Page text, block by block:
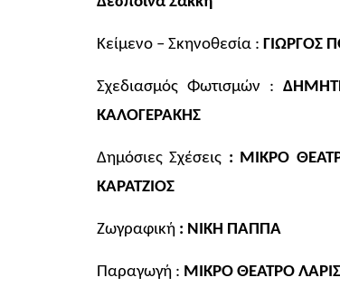
Κείμενο – Σκηνοθεσία :
Σχεδιασμός Φωτισμών :
ΚΑΛΟΓΕΡΑΚΗΣ
Δημόσιες Σχέσεις : ΜΙΚΡΟ
ΚΑΡΑΤΖΙΟΣ
Ζωγραφική : ΝΙΚΗ
Παραγωγή : ΜΙΚΡΟ